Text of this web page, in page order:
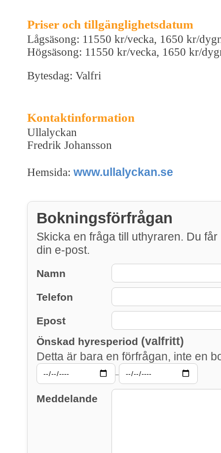
Priser och tillgänglighetsdatum
Lågsäsong: 11550 kr/vecka, 1650 kr/
Högsäsong: 11550 kr/vecka, 1650 kr/
Bytesdag: Valfri
Kontaktinformation
Ullalyckan
Fredrik Johansson
Hemsida: www.ullalyckan.se
Bokningsförfrågan
Skicka en fråga till uthyraren. Du får
din e-post.
Namn
Telefon
Epost
Önskad hyresperiod (valfritt)
Detta är bara en förfrågan, inte en
–
Meddelande